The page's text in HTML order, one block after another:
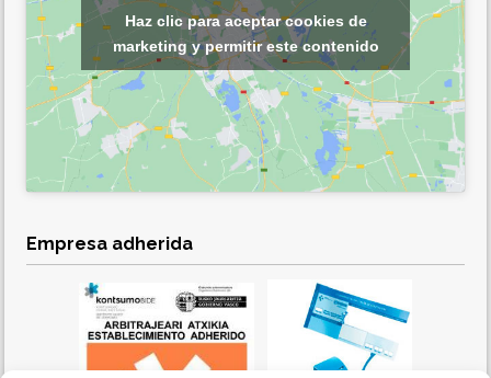
Haz clic para aceptar cookies de
marketing y permitir este contenido
Empresa adherida